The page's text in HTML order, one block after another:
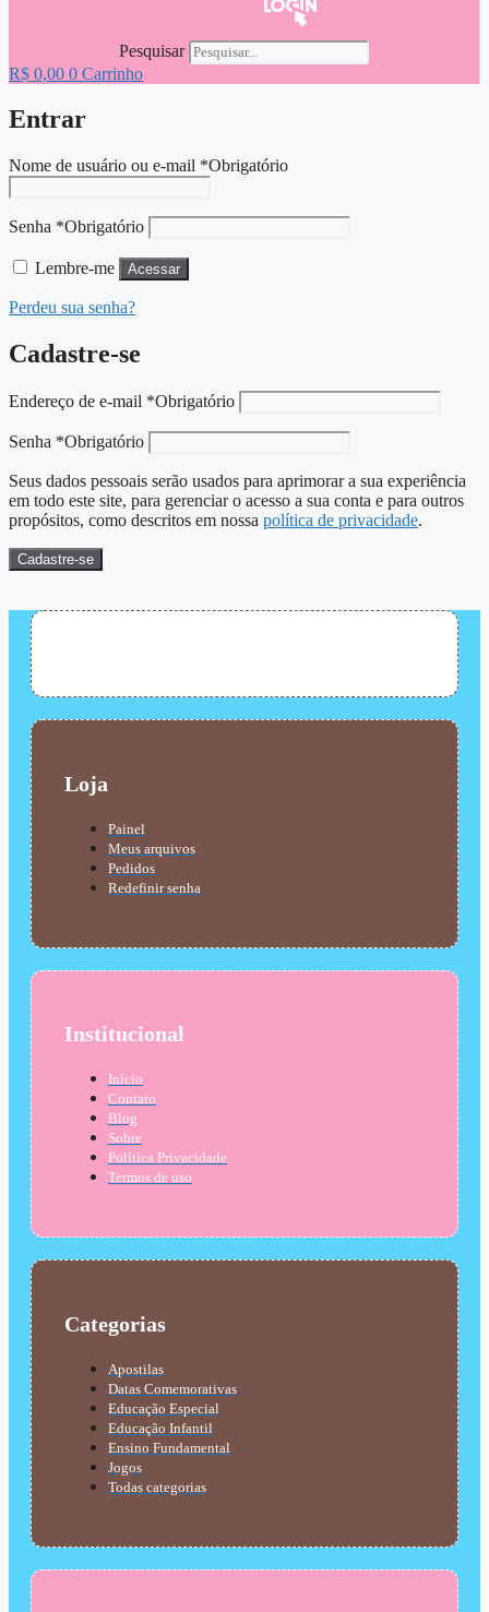
Pesquisar
R$ 0,00 0 Carrinho
Entrar
Nome de usuário ou e-mail *Obrigatório
Senha *Obrigatório
Lembre-me Acessar
Perdeu sua senha?
Cadastre-se
Endereço de e-mail *Obrigatório
Senha *Obrigatório
Seus dados pessoais serão usados para aprimorar a sua experiência
em todo este site, para gerenciar o acesso a sua conta e para outros
propósitos, como descritos em nossa política de privacidade.
Cadastre-se
Loja
Painel
Meus arquivos
Pedidos
Redefinir senha
Institucional
Início
Contato
Blog
Sobre
Política Privacidade
Termos de uso
Categorias
Apostilas
Datas Comemorativas
Educação Especial
Educação Infantil
Ensino Fundamental
Jogos
Todas categorias